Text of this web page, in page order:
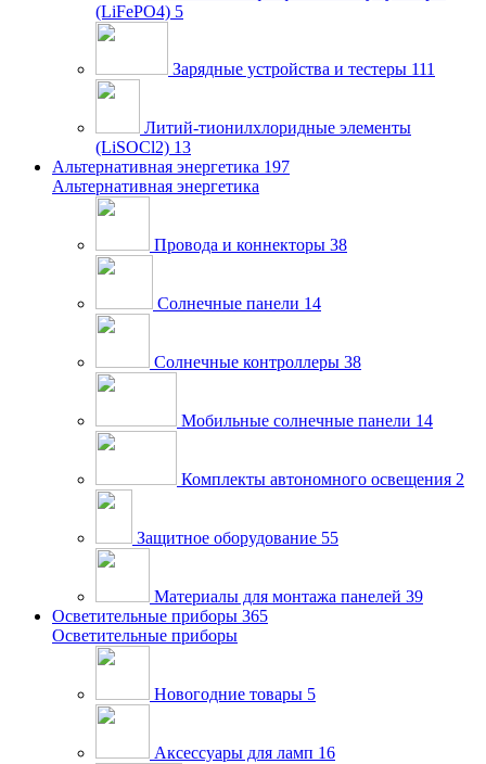
(LiFePO4) 5
Зарядные устройства и тестеры 111
Литий-тионилхлоридные элементы
(LiSOCl2) 13
Альтернативная энергетика 197
Альтернативная энергетика
Провода и коннекторы 38
Солнечные панели 14
Солнечные контроллеры 38
Мобильные солнечные панели 14
Комплекты автономного освещения 2
Защитное оборудование 55
Материалы для монтажа панелей 39
Осветительные приборы 365
Осветительные приборы
Новогодние товары 5
Аксессуары для ламп 16